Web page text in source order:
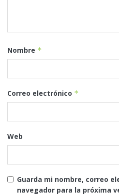
Nombre *
Correo electrónico *
Web
Guarda mi nombre, correo
navegador para la próxima